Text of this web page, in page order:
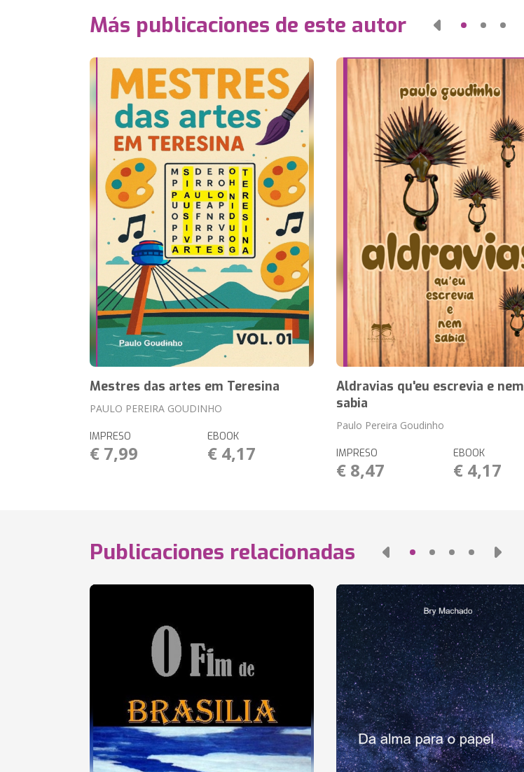
Más publicaciones de este autor
Mestres das artes em Teresina
PAULO PEREIRA GOUDINHO
IMPRESO
€ 7,99
EBOOK
€ 4,17
Aldravias qu'eu escrevia e nem
sabia
Paulo Pereira Goudinho
IMPRESO
€ 8,47
EBOOK
€ 4,17
Publicaciones relacionadas